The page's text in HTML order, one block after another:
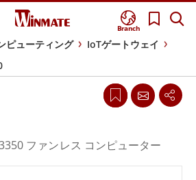
Branch
ピューティング
IoTゲートウェイ
ファンレス コンピューター